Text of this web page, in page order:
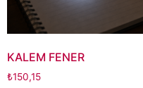
KALEM FENER
₺150,15